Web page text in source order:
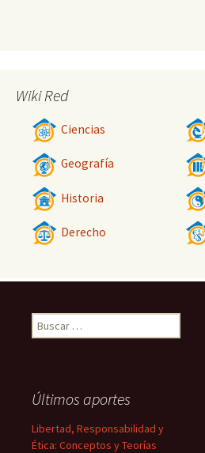
Wiki Red
Ciencias
Geografía
Historia
Derecho
Buscar:
Últimos aportes
Libertad, Responsabilidad y
Ética: Conceptos y Teorías